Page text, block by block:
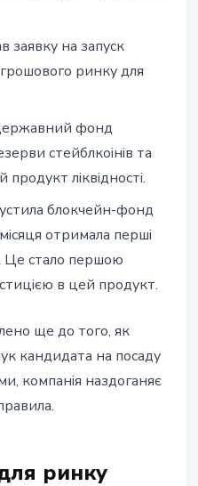
заявку на запуск
ринку для
фонд
стейблкоінів та
ліквідності.
блокчейн-фонд
отримала перші
Це стало першою
в цей продукт.
ще до того, як
кандидата на посаду
компанія наздоганяє
ринку